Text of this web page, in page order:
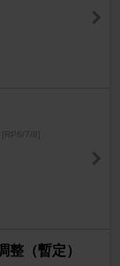
[RP6/7/8]
整（暫定）